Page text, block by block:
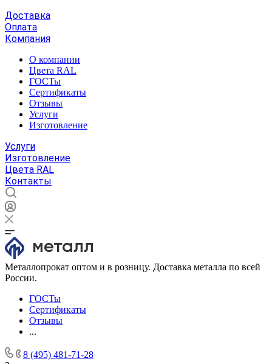
Доставка
Оплата
Компания
О компании
Цвета RAL
ГОСТы
Сертификаты
Отзывы
Услуги
Изготовление
Услуги
Изготовление
Цвета RAL
Контакты
Металлопрокат оптом и в розницу. Доставка металла по всей
России.
ГОСТы
Сертификаты
Отзывы
...
8 (495) 481-71-28